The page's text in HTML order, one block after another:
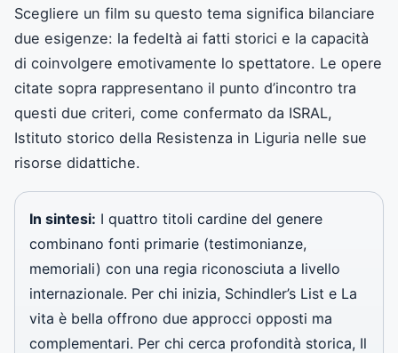
Scegliere un film su questo tema significa bilanciare
due esigenze: la fedeltà ai fatti storici e la capacità
di coinvolgere emotivamente lo spettatore. Le opere
citate sopra rappresentano il punto d’incontro tra
questi due criteri, come confermato da ISRAL,
Istituto storico della Resistenza in Liguria nelle sue
risorse didattiche.
In sintesi: I quattro titoli cardine del genere
combinano fonti primarie (testimonianze,
memoriali) con una regia riconosciuta a livello
internazionale. Per chi inizia, Schindler’s List e La
vita è bella offrono due approcci opposti ma
complementari. Per chi cerca profondità storica, Il